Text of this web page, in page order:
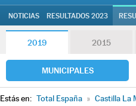
NOTICIAS RESULTADOS 2023
2019 2015
MUNICIPALES
Estás en: Total España » Castilla La